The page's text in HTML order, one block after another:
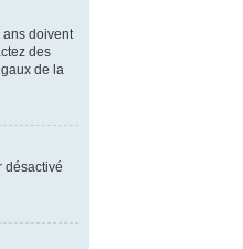
ans doivent
des
de la
désactivé